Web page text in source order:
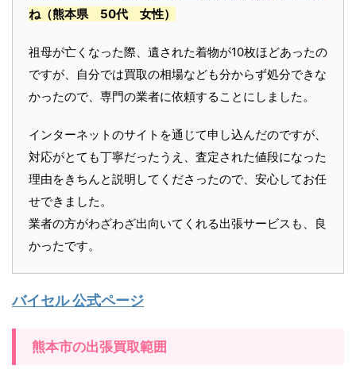
ね （熊本県 50代 女性）
祖母が亡くなった際、遺された着物が10枚ほどあったの
ですが、自分では買取の相場なども分からず処分できな
かったので、専門の業者に依頼することにしました。
インターネットのサイトを通じて申し込んだのですが、
対応がとても丁寧だったうえ、査定された値段になった
理由をきちんと説明してくださったので、安心してお任
せできました。
業者の方がわざわざ出向いてくれる出張サービスも、良
かったです。
バイセル 公式ページ
熊本市の出張買取範囲